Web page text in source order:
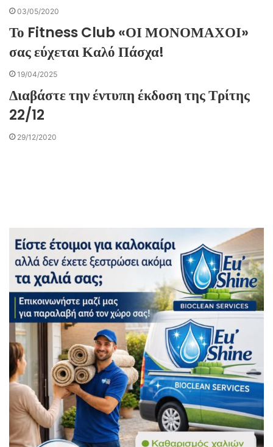
03/05/2020
Το Fitness Club «ΟΙ ΜΟΝΟΜΑΧΟΙ»
σας εύχεται Καλό Πάσχα!
19/04/2025
Διαβάστε την έντυπη έκδοση της Τρίτης
22/12
29/12/2020